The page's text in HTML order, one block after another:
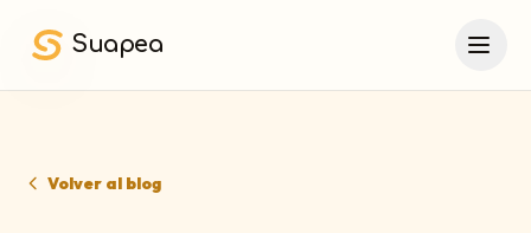
Suapea
Volver al blog